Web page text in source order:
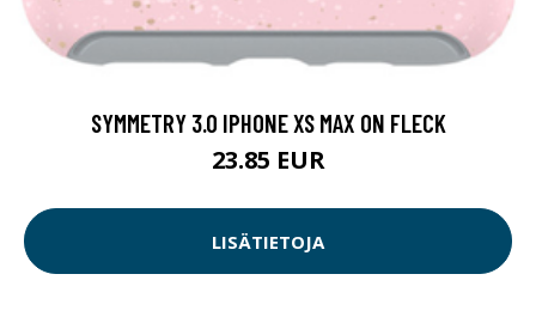
SYMMETRY 3.0 IPHONE XS MAX ON FLECK
23.85 EUR
LISÄTIETOJA